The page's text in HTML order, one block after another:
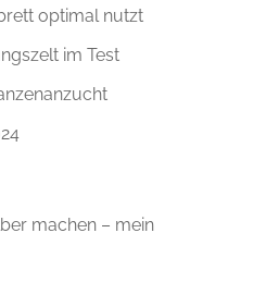
optimal nutzt
im Test
machen – mein